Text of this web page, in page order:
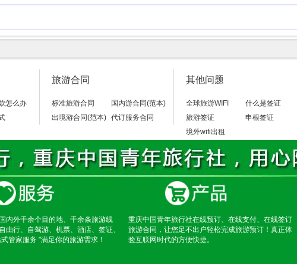
怎么办
旅游合同
标准旅游合同
国内游合同(范本)
出境游合同(范本) 代订服务合同
其他问题
全球旅游WIFI
什么是签证
旅游签证
申根签证
境外wifi出租
内外千余个目的地、千余条旅游线
由行、自驾游、机票、酒店、签证、
管家服务 "满足你的旅游需求！
重庆中国青年旅行社在线预订、在线支付、在线签订
旅游合同，让您足不出户轻松完成旅游预订！真正体
验互联网时代的方便快捷。